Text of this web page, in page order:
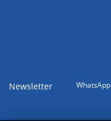
Newsletter WhatsApp